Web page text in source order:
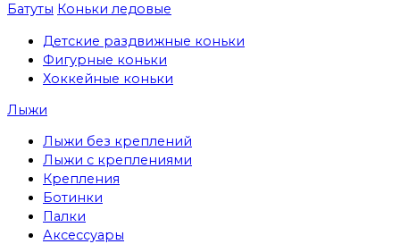
Батуты Коньки ледовые
Детские раздвижные коньки
Фигурные коньки
Хоккейные коньки
Лыжи
Лыжи без креплений
Лыжи с креплениями
Крепления
Ботинки
Палки
Аксессуары